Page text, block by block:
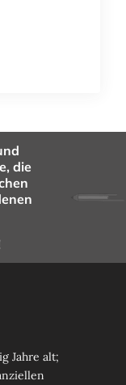
die
Jahre alt;